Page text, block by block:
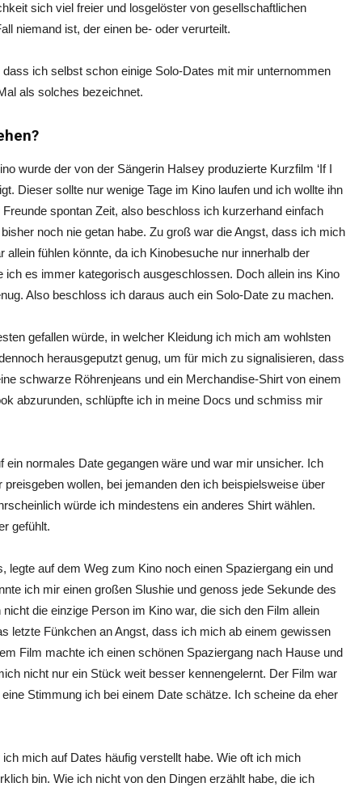
sich viel freier und losgelöster von gesellschaftlichen
niemand ist, der einen be- oder verurteilt.
ich selbst schon einige Solo-Dates mit mir unternommen
als solches bezeichnet.
wurde der von der Sängerin Halsey produzierte Kurzfilm ‘If I
Dieser sollte nur wenige Tage im Kino laufen und ich wollte ihn
spontan Zeit, also beschloss ich kurzerhand einfach
noch nie getan habe. Zu groß war die Angst, dass ich mich
fühlen könnte, da ich Kinobesuche nur innerhalb der
ich es immer kategorisch ausgeschlossen. Doch allein ins Kino
Also beschloss ich daraus auch ein Solo-Date zu machen.
gefallen würde, in welcher Kleidung ich mich am wohlsten
herausgeputzt genug, um für mich zu signalisieren, dass
schwarze Röhrenjeans und ein Merchandise-Shirt von einem
abzurunden, schlüpfte ich in meine Docs und schmiss mir
ein normales Date gegangen wäre und war mir unsicher. Ich
wollen, bei jemanden den ich beispielsweise über
würde ich mindestens ein anderes Shirt wählen.
gefühlt.
legte auf dem Weg zum Kino noch einen Spaziergang ein und
ich mir einen großen Slushie und genoss jede Sekunde des
die einzige Person im Kino war, die sich den Film allein
letzte Fünkchen an Angst, dass ich mich ab einem gewissen
Film machte ich einen schönen Spaziergang nach Hause und
nicht nur ein Stück weit besser kennengelernt. Der Film war
Stimmung ich bei einem Date schätze. Ich scheine da eher
mich auf Dates häufig verstellt habe. Wie oft ich mich
bin. Wie ich nicht von den Dingen erzählt habe, die ich